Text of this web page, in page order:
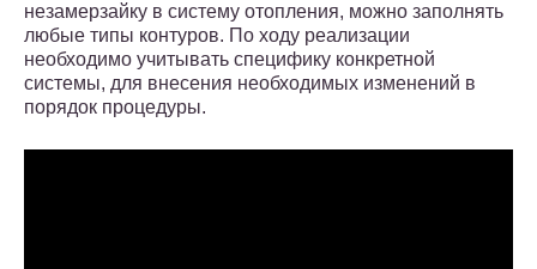
незамерзайку в систему отопления, можно заполнять
любые типы контуров. По ходу реализации
необходимо учитывать специфику конкретной
системы, для внесения необходимых изменений в
порядок процедуры.